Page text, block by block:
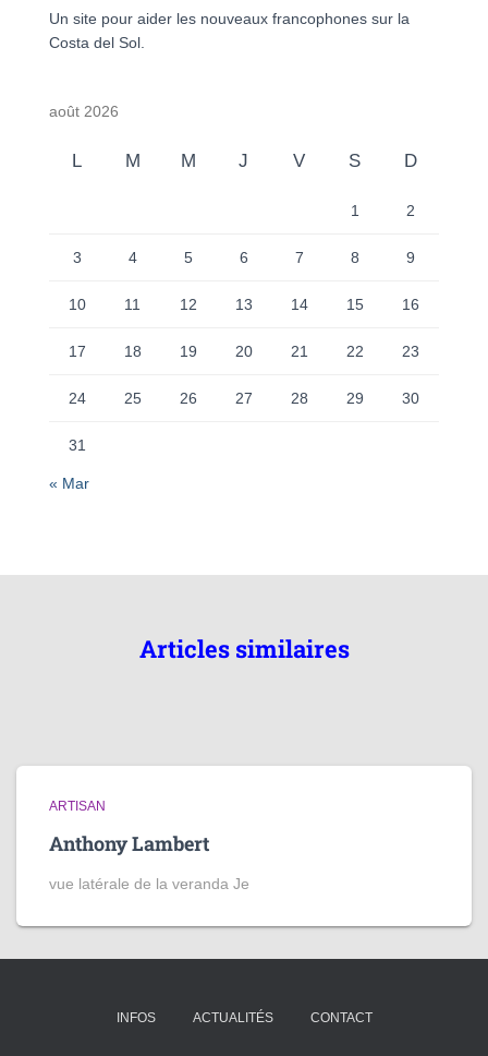
Un site pour aider les nouveaux francophones sur la
Costa del Sol.
août 2026
L M M J V S D
1 2
3 4 5 6 7 8 9
10 11 12 13 14 15 16
17 18 19 20 21 22 23
24 25 26 27 28 29 30
31
« Mar
Articles similaires
ARTISAN
Anthony Lambert
vue latérale de la veranda Je
INFOS ACTUALITÉS CONTACT